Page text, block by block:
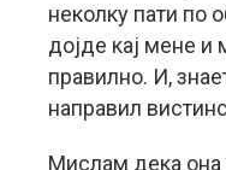
неколку пати по
дојде кај мене
правилно. И,
направил
Мислам дека она